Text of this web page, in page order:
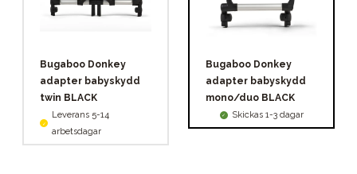
Bugaboo Donkey
adapter babyskydd
twin BLACK
Leverans 5-14
arbetsdagar
Bugaboo Donkey
adapter babyskydd
mono/duo BLACK
Skickas 1-3 dagar